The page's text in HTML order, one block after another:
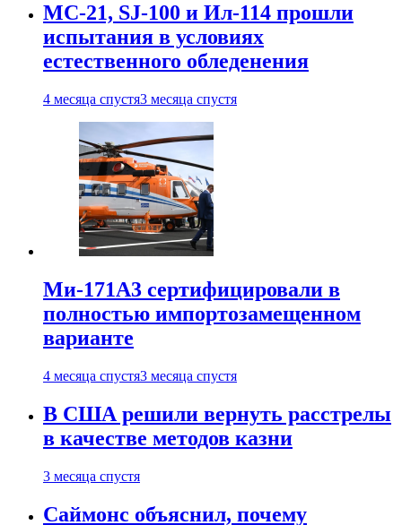
МС-21, SJ-100 и Ил-114 прошли
испытания в условиях
естественного обледенения
4 месяца спустя3 месяца спустя
Ми-171А3 сертифицировали в
полностью импортозамещенном
варианте
4 месяца спустя3 месяца спустя
В США решили вернуть расстрелы
в качестве методов казни
3 месяца спустя
Саймонс объяснил, почему